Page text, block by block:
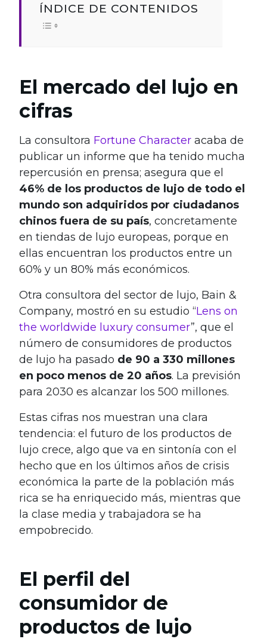
ÍNDICE DE CONTENIDOS
El mercado del lujo en
cifras
La consultora Fortune Character acaba de
publicar un informe que ha tenido mucha
repercusión en prensa; asegura que el
46% de los productos de lujo de todo el
mundo son adquiridos por ciudadanos
chinos fuera de su país, concretamente
en tiendas de lujo europeas, porque en
ellas encuentran los productos entre un
60% y un 80% más económicos.
Otra consultora del sector de lujo, Bain &
Company, mostró en su estudio “Lens on
the worldwide luxury consumer”, que el
número de consumidores de productos
de lujo ha pasado de 90 a 330 millones
en poco menos de 20 años. La previsión
para 2030 es alcanzar los 500 millones.
Estas cifras nos muestran una clara
tendencia: el futuro de los productos de
lujo crece, algo que va en sintonía con el
hecho que en los últimos años de crisis
económica la parte de la población más
rica se ha enriquecido más, mientras que
la clase media y trabajadora se ha
empobrecido.
El perfil del
consumidor de
productos de lujo